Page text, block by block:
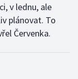
v lednu, ale
plánovat. To
Červenka.